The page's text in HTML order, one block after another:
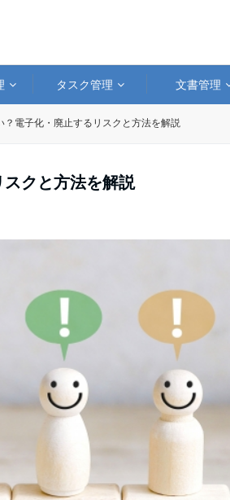
タスク管理 文書管理
？電子化・廃止するリスクと方法を解説
クと方法を解説